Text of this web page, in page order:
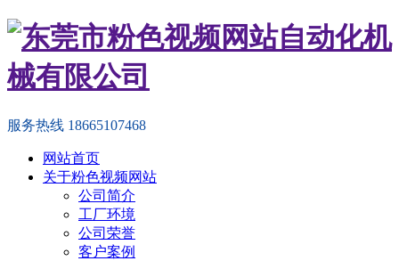
服务热线 18665107468
网站首页
关于粉色视频网站
公司简介
工厂环境
公司荣誉
客户案例